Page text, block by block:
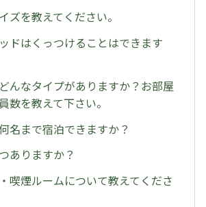
ズを教えてください。
ドはくっつけることはできます
んなタイプがありますか？お部屋
数を教えて下さい。
名まで宿泊できますか？
ありますか？
喫煙ルームについて教えてくださ